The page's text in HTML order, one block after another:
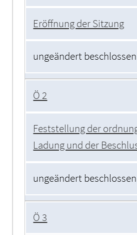
Eröffnung der Sitzung
ungeändert beschlossen
Ö 2
Feststellung der
Ladung und der
ungeändert beschlossen
Ö 3